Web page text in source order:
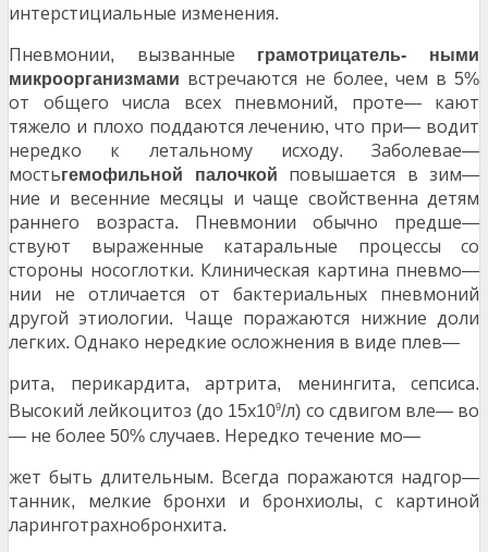
интерстициальные изменения.
Пневмонии, вызванные грамотрицатель-
ными
микроорганизмами встречаются не более, чем в 5%
от общего числа всех пневмоний, проте—кают
тяжело и плохо поддаются лечению,что при— водит
нередко к летальному исходу. Заболевае—
мостьгемофильной палочкой повышается в зим—
ние и весенние месяцы и чаще свойственна детям
раннего возраста. Пневмонии обычно предше—
ствуют выраженные катаральные процессы со
стороны носоглотки. Клиническая картина пневмо—
нии не отличается от бактериальных пневмоний
другой этиологии. Чаще поражаются нижние доли
легких. Однако нередкие осложнения в виде плев—
рита, перикардита, артрита, менингита, сепсиса.
Высокий лейкоцитоз (до 15х109/л) со сдвигом вле—во
— не более 50% случаев. Нередко течение мо—
жет быть длительным. Всегда поражаются надгор—
танник, мелкие бронхи и бронхиолы,с картиной
ларинготрахнобронхита.